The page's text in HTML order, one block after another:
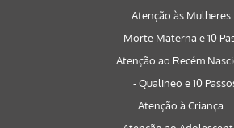
Atenção às Mulheres
- Morte Materna e 10
Atenção ao Recém
- Qualineo e 10
Atenção à Criança